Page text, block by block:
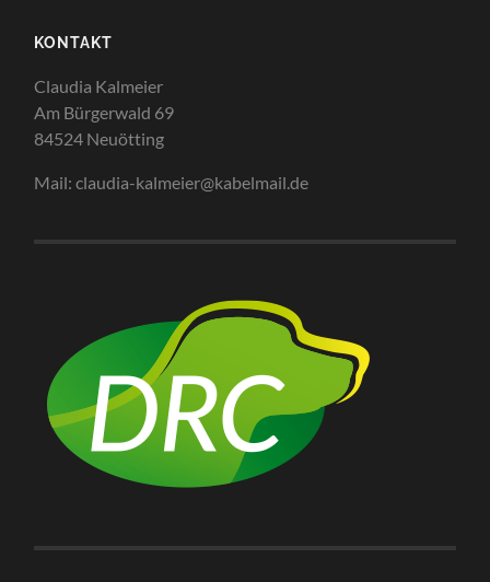
KONTAKT
Claudia Kalmeier
Am Bürgerwald 69
84524 Neuötting
Mail: claudia-kalmeier@kabelmail.de